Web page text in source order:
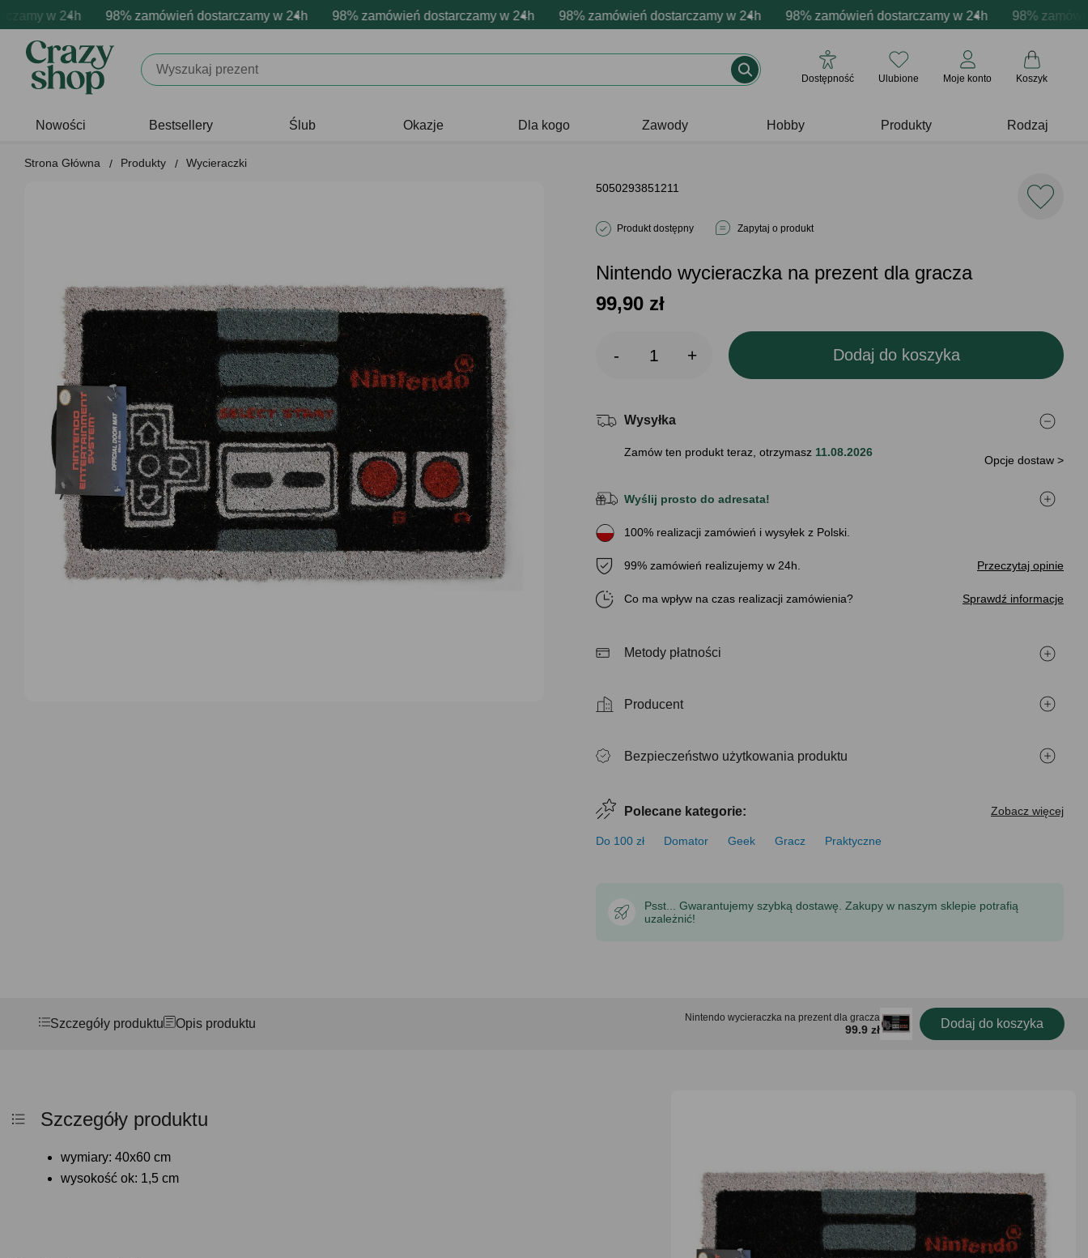
w 24h 98% zamówień dostarczamy w 24h 98% zamówień dostarczamy w 24h 98% zamówień dostarczamy w 24h 98% zamówień dostarczamy w 24h 98%
personalizacja produktów Profesjonalna i darmowa personalizacja produktów Profesjonalna i darmowa personalizacja produktów Profesjonalna i darmowa personalizacja
emocje - zawsze udane prezenty Prezentujemy pozytywne emocje - zawsze udane prezenty Prezentujemy pozytywne emocje - zawsze udane prezenty Prezentujemy
Dostępność Ulubione Moje konto Koszyk
Nowości Bestsellery Ślub Okazje Dla kogo Zawody Hobby Produkty Rodzaj
Strona Główna Produkty
Wycieraczki
5050293851211
Produkt dostępny Zapytaj o produkt
Nintendo wycieraczka na prezent dla gracza
99,90 zł
- + Dodaj do koszyka
Wysyłka
Zamów ten produkt teraz, otrzymasz 11.08.2026
Opcje dostaw >
Wyślij prosto do adresata!
100% realizacji zamówień i wysyłek z Polski.
99% zamówień realizujemy w 24h. Przeczytaj opinie
Co ma wpływ na czas realizacji zamówienia Sprawdź informacje
Metody płatności
Producent
Bezpieczeństwo użytkowania produktu
Polecane kategorie: Zobacz więcej
Do 100 zł Domator Geek Gracz Praktyczne
Psst... Gwarantujemy szybką dostawę. Zakupy w naszym sklepie potrafią
uzależnić!
Szczegóły produktu Opis produktu Nintendo wycieraczka na prezent dla gracza
99.9 zł Dodaj do koszyka
Szczegóły produktu
wymiary: 40x60 cm
wysokość ok: 1,5 cm